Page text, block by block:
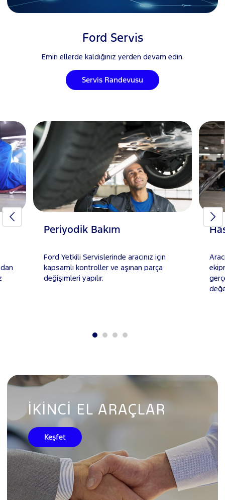
Ford Servis
Emin ellerde kaldığınız yerden devam edin.
Servis Randevusu
Periyodik Bakım
Ford Yetkili Servislerinde aracınız için
kapsamlı kontroller ve aşınan parça
değişimleri yapılır.
İKINCI EL ARAÇLAR
Keşfet